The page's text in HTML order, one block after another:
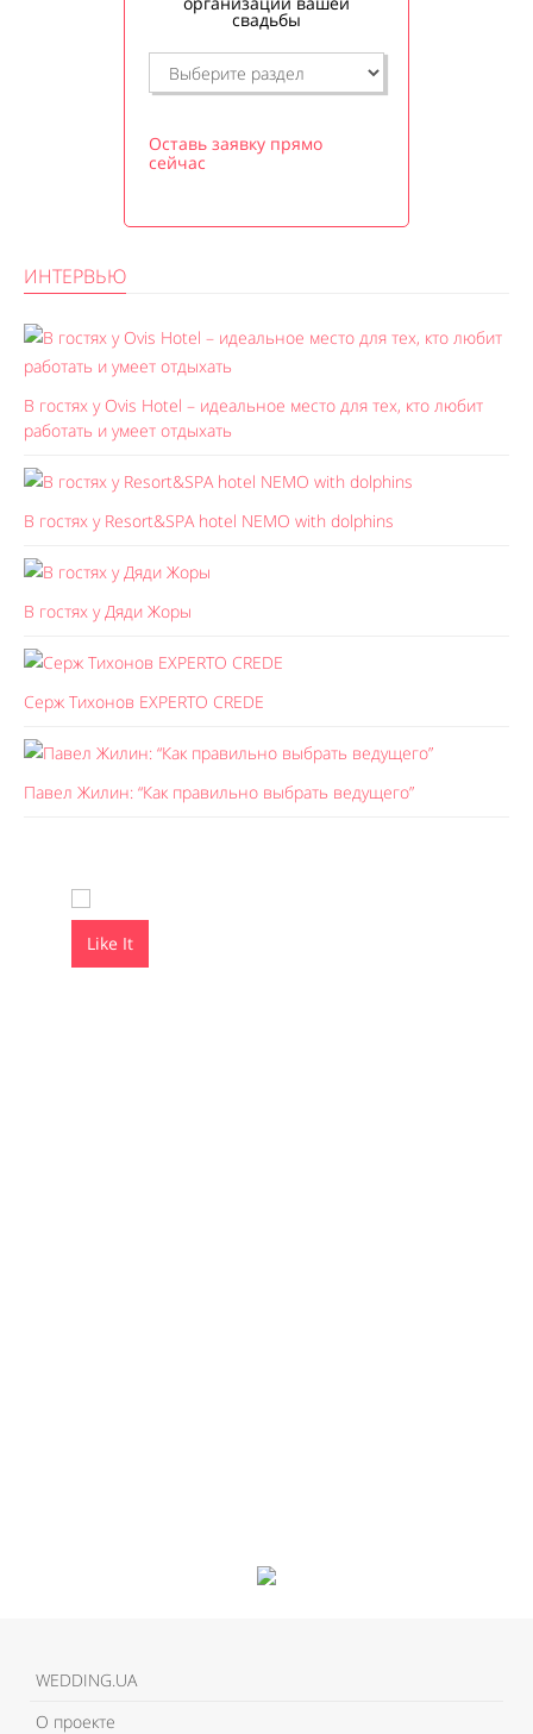
свадьбы
Оставь заявку прямо
сейчас
ИНТЕРВЬЮ
В гостях у Ovis Hotel – идеальное место для тех, кто любит
работать и умеет отдыхать
В гостях у Resort&SPA hotel NEMO with dolphins
В гостях у Дяди Жоры
Серж Тихонов EXPERTO CREDE
Павел Жилин: “Как правильно выбрать ведущего”
Like It
WEDDING.UA
О проекте